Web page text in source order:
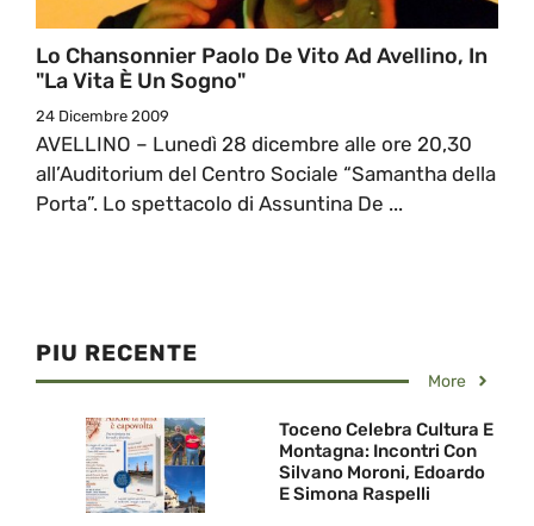
Lo Chansonnier Paolo De Vito Ad Avellino, In
"La Vita È Un Sogno"
24 Dicembre 2009
AVELLINO – Lunedì 28 dicembre alle ore 20,30
all’Auditorium del Centro Sociale “Samantha della
Porta”. Lo spettacolo di Assuntina De ...
PIU RECENTE
More
Toceno Celebra Cultura E
Montagna: Incontri Con
Silvano Moroni, Edoardo
E Simona Raspelli